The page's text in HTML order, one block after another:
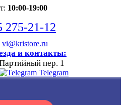
10:00-19:00
275-21-12
vi@kristore.ru
и контакты:
пер. 1
Telegram